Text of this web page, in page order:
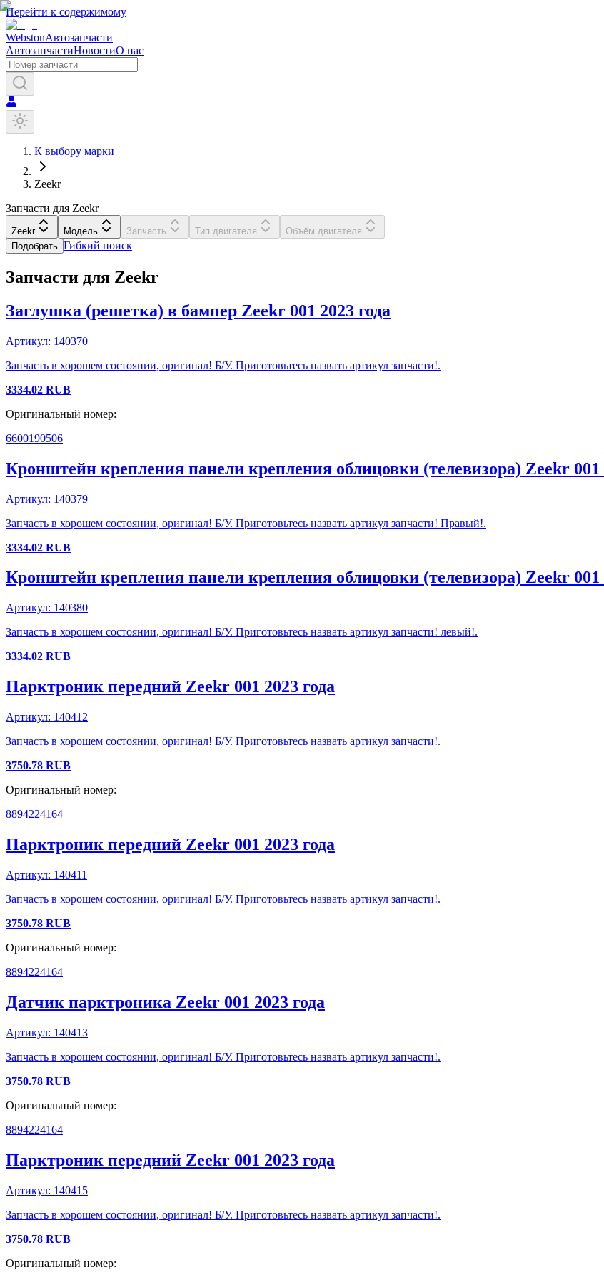
Перейти к содержимому
WebstonАвтозапчасти
АвтозапчастиНовостиО нас
К выбору марки
Zeekr
Запчасти для Zeekr
Zeekr Модель Запчасть Тип двигателя
Объём двигателя
Подобрать Гибкий поиск
Запчасти для Zeekr
Заглушка (решетка) в бампер Zeekr 001 2023 года
Артикул: 140370
Запчасть в хорошем состоянии, оригинал! Б/У. Приготовьтесь назвать артикул запчасти!.
3334.02 RUB
Оригинальный номер:
6600190506
Кронштейн крепления панели крепления облицовки (телевизора) Zeekr 001
Артикул: 140379
Запчасть в хорошем состоянии, оригинал! Б/У. Приготовьтесь назвать артикул запчасти! Правый!.
3334.02 RUB
Кронштейн крепления панели крепления облицовки (телевизора) Zeekr 001
Артикул: 140380
Запчасть в хорошем состоянии, оригинал! Б/У. Приготовьтесь назвать артикул запчасти! левый!.
3334.02 RUB
Парктроник передний Zeekr 001 2023 года
Артикул: 140412
Запчасть в хорошем состоянии, оригинал! Б/У. Приготовьтесь назвать артикул запчасти!.
3750.78 RUB
Оригинальный номер:
8894224164
Парктроник передний Zeekr 001 2023 года
Артикул: 140411
Запчасть в хорошем состоянии, оригинал! Б/У. Приготовьтесь назвать артикул запчасти!.
3750.78 RUB
Оригинальный номер:
8894224164
Датчик парктроника Zeekr 001 2023 года
Артикул: 140413
Запчасть в хорошем состоянии, оригинал! Б/У. Приготовьтесь назвать артикул запчасти!.
3750.78 RUB
Оригинальный номер:
8894224164
Парктроник передний Zeekr 001 2023 года
Артикул: 140415
Запчасть в хорошем состоянии, оригинал! Б/У. Приготовьтесь назвать артикул запчасти!.
3750.78 RUB
Оригинальный номер: